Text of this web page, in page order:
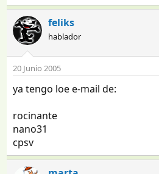
feliks
hablador
20 Junio 2005
ya tengo loe e-mail de:
rocinante
nano31
cpsv